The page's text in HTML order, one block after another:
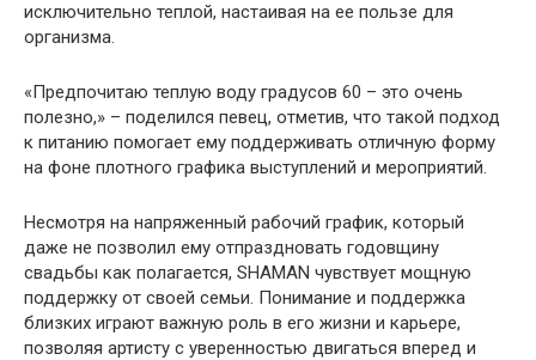
исключительно теплой, настаивая на ее пользе для
организма.
«Предпочитаю теплую воду градусов 60 – это очень
полезно,» – поделился певец, отметив, что такой подход
к питанию помогает ему поддерживать отличную форму
на фоне плотного графика выступлений и мероприятий.
Несмотря на напряженный рабочий график, который
даже не позволил ему отпраздновать годовщину
свадьбы как полагается, SHAMAN чувствует мощную
поддержку от своей семьи. Понимание и поддержка
близких играют важную роль в его жизни и карьере,
позволяя артисту с уверенностью двигаться вперед и